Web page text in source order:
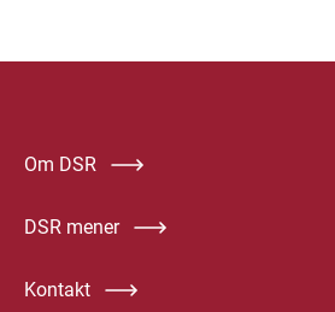
Om DSR
DSR mener
Kontakt